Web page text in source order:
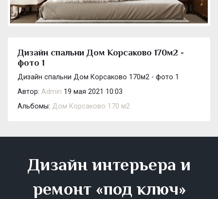
Дизайн спальни Дом Корсаково 170м2 -
фото 1
Дизайн спальни Дом Корсаково 170м2 - фото 1
Автор: Admin 19 мая 2021 10:03
Альбомы: Дом Корсаково 170 м2
Дизайн интерьера и
ремонт «под ключ»